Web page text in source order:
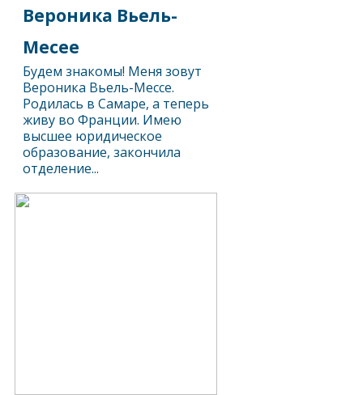
Вероника Вьель-
Месее
Будем знакомы! Меня зовут
Вероника Вьель-Месcе.
Родилась в Самаре, а теперь
живу во Франции. Имею
высшее юридическое
образование, закончила
отделение...